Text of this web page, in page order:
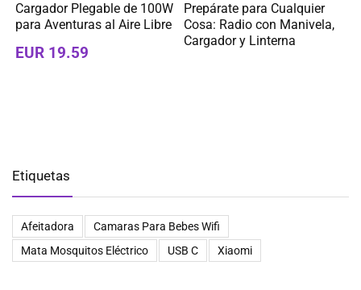
Cargador Plegable de 100W
para Aventuras al Aire Libre
EUR 19.59
Prepárate para Cualquier
Cosa: Radio con Manivela,
Cargador y Linterna
Etiquetas
Afeitadora
Camaras Para Bebes Wifi
Mata Mosquitos Eléctrico
USB C Xiaomi